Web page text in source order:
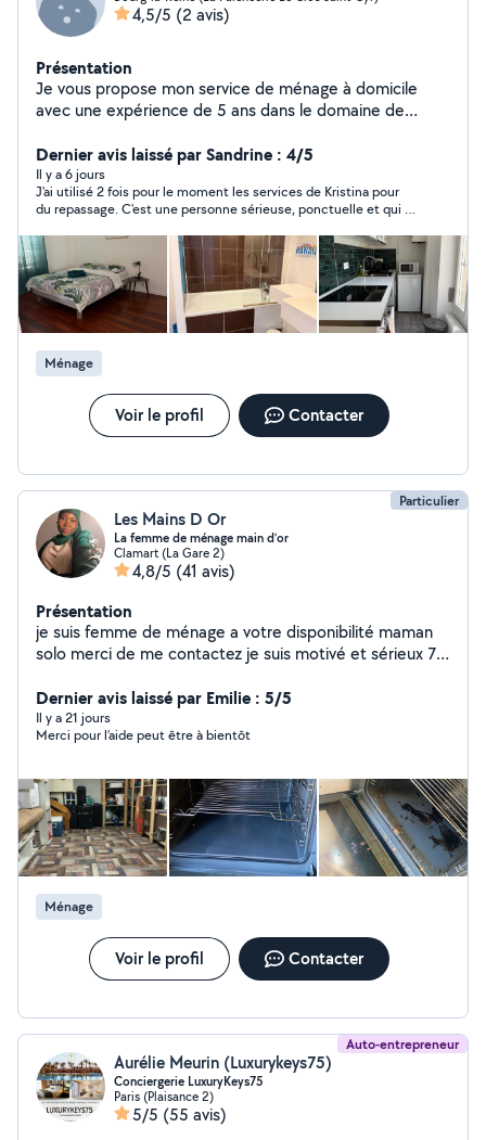
4,5/5 (2 avis)
Présentation
Je vous propose mon service de ménage à domicile
avec une expérience de 5 ans dans le domaine de
sérieuse et dynamique. Pour plus de renseignements
appeler moi ou envoyer un message sur mon numéro de
téléphone 15/h
Dernier avis laissé par Sandrine : 4/5
Il y a 6 jours
J'ai utilisé 2 fois pour le moment les services de Kristina pour
du repassage. C'est une personne sérieuse, ponctuelle et qui a
Ménage
Voir le profil Contacter
Particulier
Les Mains D Or
La femme de ménage main d’or
Clamart (La Gare 2)
4,8/5 (41 avis)
Présentation
je suis femme de ménage a votre disponibilité maman
solo merci de me contactez je suis motivé et sérieux 7)
DÉFENSE. payement ESPÈCE ou virement ACCEPTÉ
pouvez-vous m'appeler directement mon numéro est
sur mon profile le monsieur derrière m'a pas payé c pour
Dernier avis laissé par Emilie : 5/5
Il y a 21 jours
Merci pour l’aide peut être à bientôt
Ménage
Voir le profil Contacter
Auto-entrepreneur
Aurélie Meurin (Luxurykeys75)
Conciergerie LuxuryKeys75
Paris (Plaisance 2)
5/5 (55 avis)